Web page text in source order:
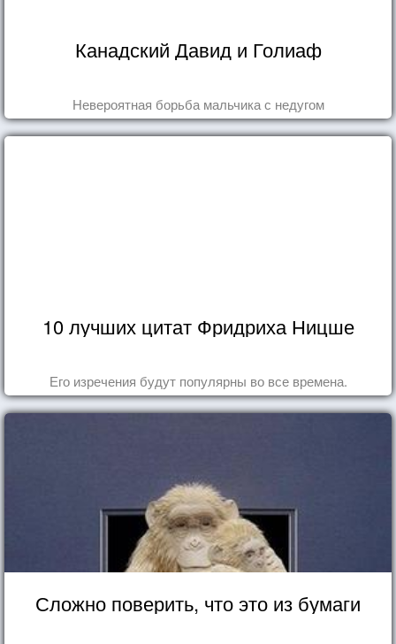
Канадский Давид и Голиаф
Невероятная борьба мальчика с недугом
10 лучших цитат Фридриха Ницше
Его изречения будут популярны во все времена.
Сложно поверить, что это из бумаги